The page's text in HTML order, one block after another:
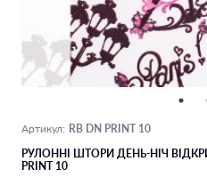
Артикул: RB DN PRINT 10
РУЛОННІ ШТОРИ ДЕНЬ-НІЧ
PRINT 10